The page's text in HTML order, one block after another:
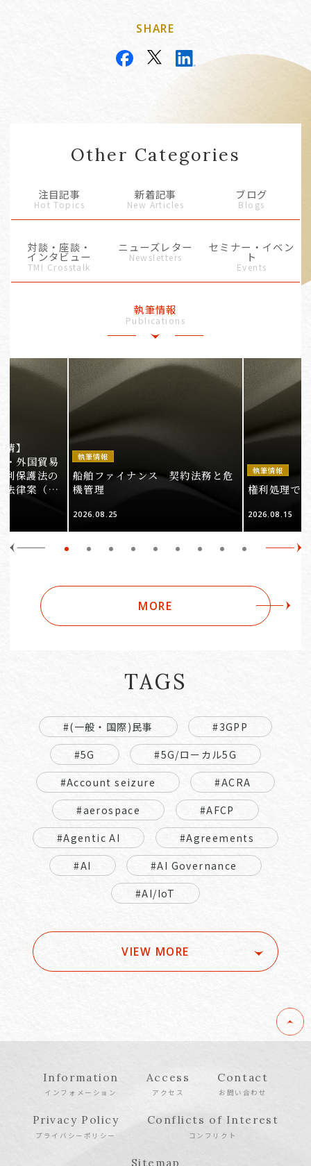
SHARE
Other Categories
注目記事
Hot Topics
新着記事
New Articles
ブログ
Blogs
対談・座談・
インタビュー
TMI Crosstalk
ニューズレター
Newsletters
セミナー・イベン
ト
Events
執筆情報
Publications
】
外国貿易
利保護法の
法律案（そ
執筆情報
船舶ファイナンス 契約法務と危
機管理
2026.08.25
執筆情報
権利処理で
2026.08.15
MORE
TAGS
#(一般・国際)民事
#3GPP
#5G
#5G/ローカル5G
#Account seizure
#ACRA
#aerospace
#AFCP
#Agentic AI
#Agreements
#AI
#AI Governance
#AI/IoT
VIEW MORE
Information
インフォメーション
Access
アクセス
Contact
お問い合わせ
Privacy Policy
プライバシーポリシー
Conflicts of Interest
コンフリクト
Sitemap